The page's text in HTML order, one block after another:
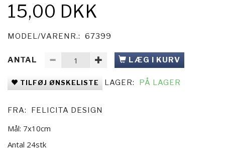
15,00 DKK
MODEL/VARENR.: 67399
ANTAL LÆG I KURV
TILFØJ ØNSKELISTE LAGER: PÅ LAGER
FRA: FELICITA DESIGN
Mål: 7x10cm
Antal 24stk